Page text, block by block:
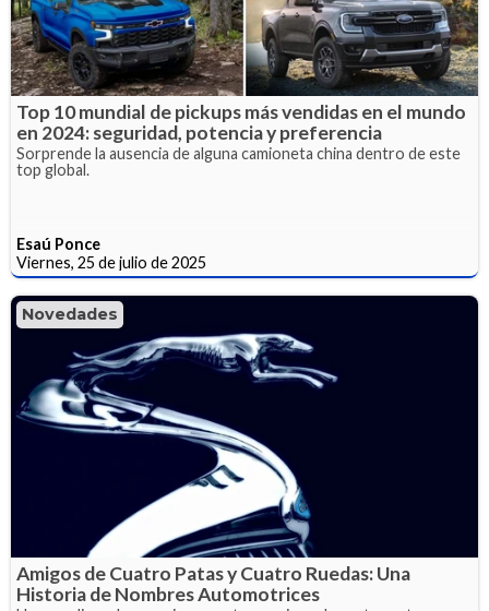
Top 10 mundial de pickups más vendidas en el mundo
en 2024: seguridad, potencia y preferencia
Sorprende la ausencia de alguna camioneta china dentro de este
top global.
Esaú Ponce
Viernes, 25 de julio de 2025
Novedades
Amigos de Cuatro Patas y Cuatro Ruedas: Una
Historia de Nombres Automotrices